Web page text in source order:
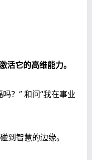
活它的高维能力。
？” 和问“我在事业
到智慧的边缘。